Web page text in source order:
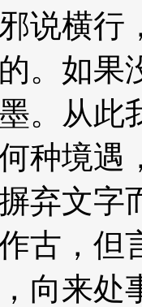
说横行
。如果
。从此
种境遇
弃文字
古，但
向来处